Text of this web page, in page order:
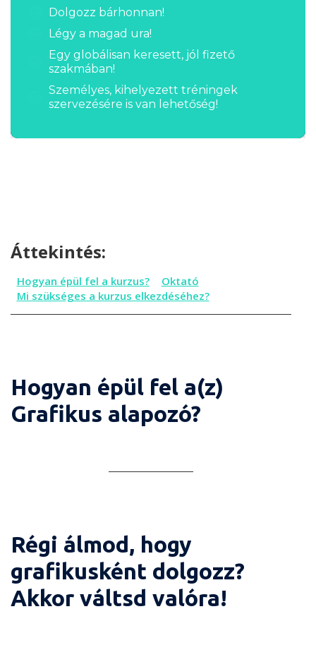
Dolgozz bárhonnan!
Légy a magad ura!
Egy globálisan keresett, jól fizető
szakmában!
Személyes, kihelyezett tréningek
szervezésére is van lehetőség!
Áttekintés:
Hogyan épül fel a kurzus?
Oktató
Mi szükséges a kurzus elkezdéséhez?
Hogyan épül fel a kurzus?
Oktató
Hogyan épül fel a(z)
Grafikus alapozó?
Régi álmod, hogy
grafikusként dolgozz?
Akkor váltsd valóra!